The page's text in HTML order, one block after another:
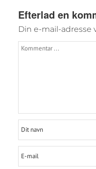
Efterlad en
Din e-mail-adresse